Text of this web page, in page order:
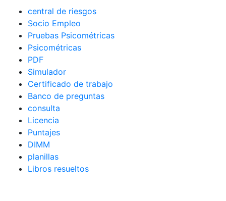
central de riesgos
Socio Empleo
Pruebas Psicométricas
Psicométricas
PDF
Simulador
Certificado de trabajo
Banco de preguntas
consulta
Licencia
Puntajes
DIMM
planillas
Libros resueltos